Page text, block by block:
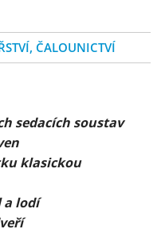
ČALOUNICTVÍ
sedacích soustav
klasickou
a lodí